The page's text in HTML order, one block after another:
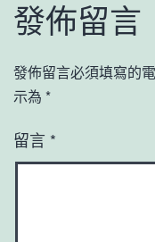
發佈留言
發佈留言必須填寫的
示為 *
留言 *